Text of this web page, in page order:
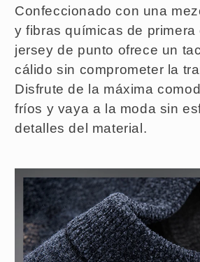
Confeccionado con una
y fibras químicas de primera
jersey de punto ofrece un
cálido sin comprometer la
Disfrute de la máxima
fríos y vaya a la moda sin
detalles del material.